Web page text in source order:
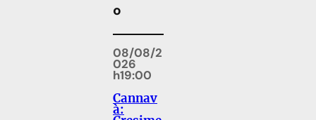
o
08/08/2
026
h19:00
Cannav
à: